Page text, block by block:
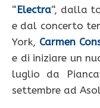
“Electra“, dalla
e dal concerto
York, Carmen
e di iniziare un
luglio da
settembre ad